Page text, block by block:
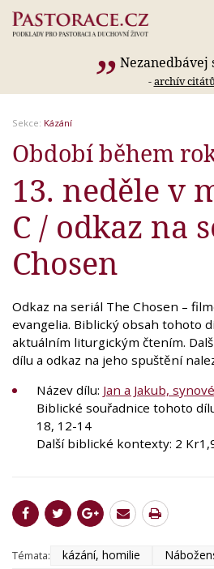
Nezanedbávej
-archív
Sekce: Kázání
Období během
13. neděle v
C / odkaz na
Chosen
Odkaz na seriál The Chosen –
evangelia. Biblický obsah tohoto
aktuálním liturgickým čtením.
dílu a odkaz na jeho spuštění
Název dílu: Jan a Jakub,
Biblické souřadnice tohoto
18, 12-14
Další biblické kontexty: 2
Témata: kázání, homilie